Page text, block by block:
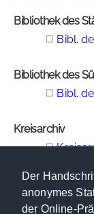
Der
anonymes
der Online-
Bibliothek des
□ Bibl.
Bibliothek des
□ Bibl.
Kreisarchiv
□